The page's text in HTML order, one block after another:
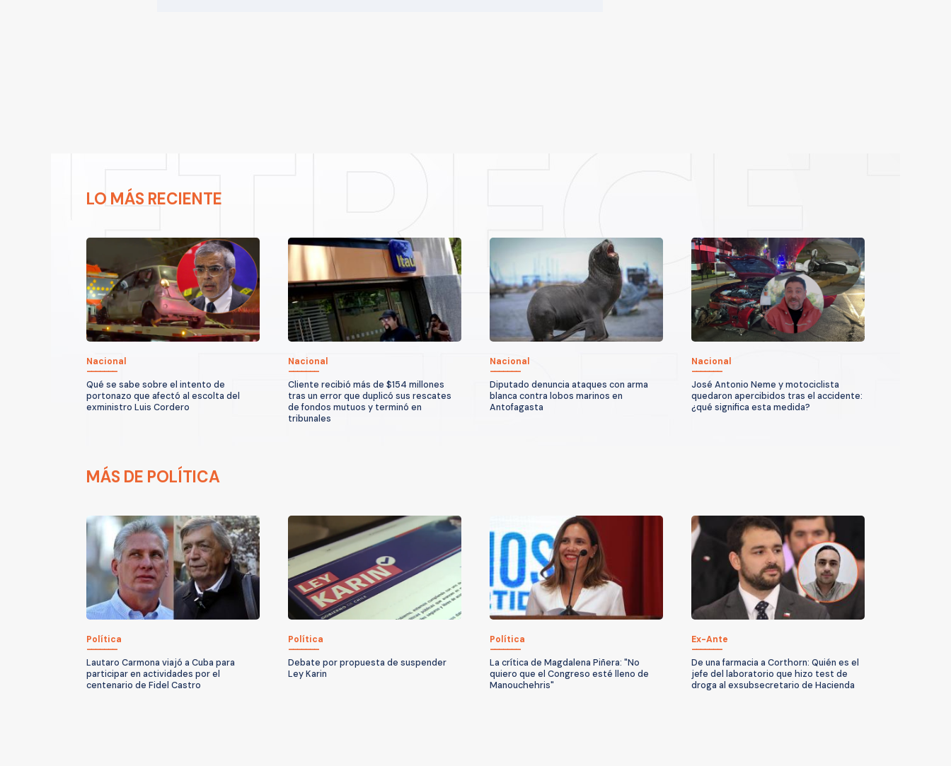
LO MÁS RECIENTE
Nacional
Qué se sabe sobre el intento de
portonazo que afectó al escolta del
exministro Luis Cordero
Nacional
Cliente recibió más de $154 millones
tras un error que duplicó sus rescates
de fondos mutuos y terminó en
tribunales
Nacional
Diputado denuncia ataques con arma
blanca contra lobos marinos en
Antofagasta
Nacional
José Antonio Neme y motociclista
quedaron apercibidos tras el accidente:
¿qué significa esta medida?
MÁS DE POLÍTICA
Política
Lautaro Carmona viajó a Cuba para
participar en actividades por el
centenario de Fidel Castro
Política
Debate por propuesta de suspender
Ley Karin
Política
La crítica de Magdalena Piñera: "No
quiero que el Congreso esté lleno de
Manouchehris"
Ex-Ante
De una farmacia a Corthorn: Quién es el
jefe del laboratorio que hizo test de
droga al exsubsecretario de Hacienda